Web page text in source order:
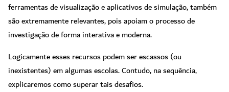
ferramentas de visualização e aplicativos de simulação, também
são extremamente relevantes, pois apoiam o processo de
investigação de forma interativa e moderna.
Logicamente esses recursos podem ser escassos (ou
inexistentes) em algumas escolas. Contudo, na sequência,
explicaremos como superar tais desafios.